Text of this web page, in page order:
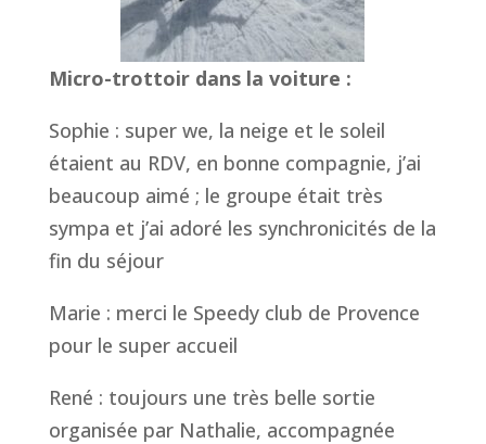
Micro-trottoir dans la voiture :
Sophie : super we, la neige et le soleil
étaient au RDV, en bonne compagnie, j’ai
beaucoup aimé ; le groupe était très
sympa et j’ai adoré les synchronicités de la
fin du séjour
Marie : merci le Speedy club de Provence
pour le super accueil
René : toujours une très belle sortie
organisée par Nathalie, accompagnée